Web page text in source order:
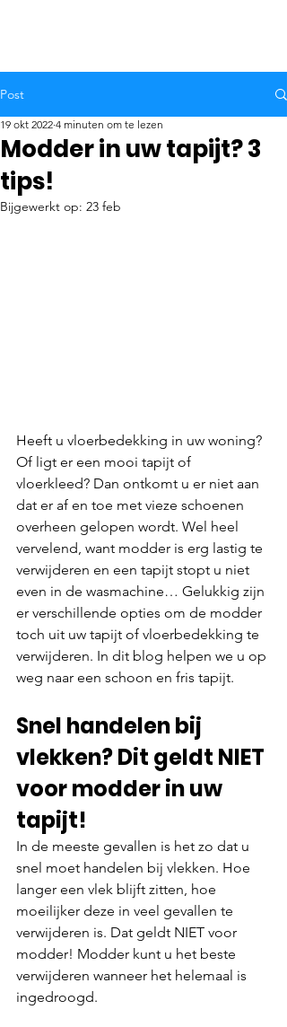
Post
Modder in uw tapijt? 3
tips!
19 okt 2022 4 minuten om te lezen
Bijgewerkt op: 23 feb
Heeft u vloerbedekking in uw woning?
Of ligt er een mooi tapijt of
vloerkleed? Dan ontkomt u er niet aan
dat er af en toe met vieze schoenen
overheen gelopen wordt. Wel heel
vervelend, want modder is erg lastig te
verwijderen en een tapijt stopt u niet
even in de wasmachine… Gelukkig zijn
er verschillende opties om de modder
toch uit uw tapijt of vloerbedekking te
verwijderen. In dit blog helpen we u op
weg naar een schoon en fris tapijt.
Snel handelen bij
vlekken? Dit geldt NIET
voor modder in uw
tapijt!
In de meeste gevallen is het zo dat u
snel moet handelen bij vlekken. Hoe
langer een vlek blijft zitten, hoe
moeilijker deze in veel gevallen te
verwijderen is. Dat geldt NIET voor
modder! Modder kunt u het beste
verwijderen wanneer het helemaal is
ingedroogd.